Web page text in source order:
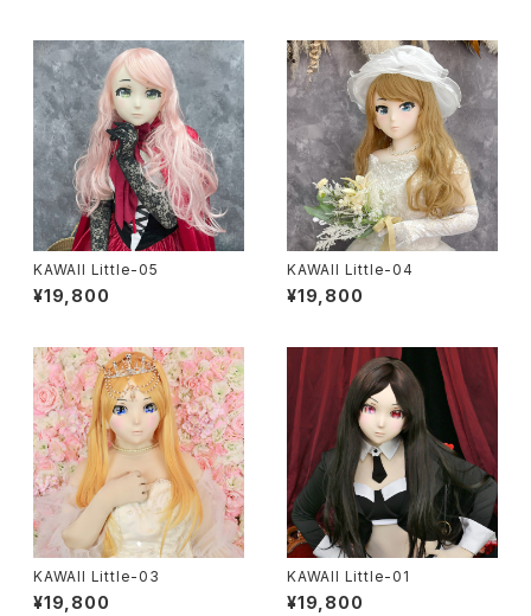
KAWAII Little-05
¥19,800
KAWAII Little-04
¥19,800
KAWAII Little-03
¥19,800
KAWAII Little-01
¥19,800